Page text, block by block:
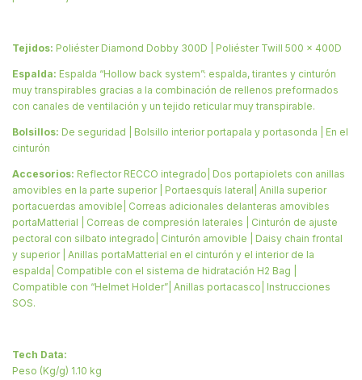
Tejidos: Poliéster Diamond Dobby 300D | Poliéster Twill 500 x 400D
Espalda: Espalda “Hollow back system”: espalda, tirantes y cinturón
muy transpirables gracias a la combinación de rellenos preformados
con canales de ventilación y un tejido reticular muy transpirable.
Bolsillos: De seguridad | Bolsillo interior portapala y portasonda | En el
cinturón
Accesorios: Reflector RECCO integrado| Dos portapiolets con anillas
amovibles en la parte superior | Portaesquís lateral| Anilla superior
portacuerdas amovible| Correas adicionales delanteras amovibles
portaMatterial | Correas de compresión laterales | Cinturón de ajuste
pectoral con silbato integrado| Cinturón amovible | Daisy chain frontal
y superior | Anillas portaMatterial en el cinturón y el interior de la
espalda| Compatible con el sistema de hidratación H2 Bag |
Compatible con “Helmet Holder”| Anillas portacasco| Instrucciones
SOS.
Tech Data:
Peso (Kg/g) 1.10 kg